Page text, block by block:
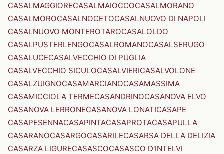
CASALMAGGIORECASALMAIOCCOCASALMORANO
CASALMOROCASALNOCETOCASALNUOVO DI NAPOLI
CASALNUOVO MONTEROTAROCASALOLDO
CASALPUSTERLENGOCASALROMANOCASALSERUGO
CASALUCECASALVECCHIO DI PUGLIA
CASALVECCHIO SICULOCASALVIERICASALVOLONE
CASALZUIGNOCASAMARCIANOCASAMASSIMA
CASAMICCIOLA TERMECASANDRINOCASANOVA ELVO
CASANOVA LERRONECASANOVA LONATICASAPE
CASAPESENNACASAPINTACASAPROTACASAPULLA
CASARANOCASARGOCASARILECASARSA DELLA DELIZIA
CASARZA LIGURECASASCOCASASCO D'INTELVI